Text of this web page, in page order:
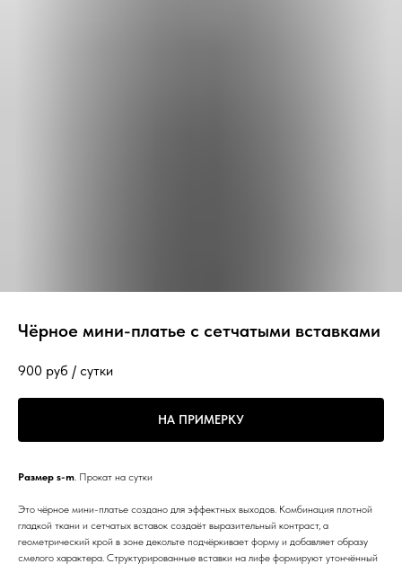
Чёрное мини-платье с сетчатыми вставками
900 руб / сутки
НА ПРИМЕРКУ
Размер s-m. Прокат на сутки
Это чёрное мини-платье создано для эффектных выходов. Комбинация плотной
гладкой ткани и сетчатых вставок создаёт выразительный контраст, а
геометрический крой в зоне декольте подчёркивает форму и добавляет образу
смелого характера. Структурированные вставки на лифе формируют утончённый